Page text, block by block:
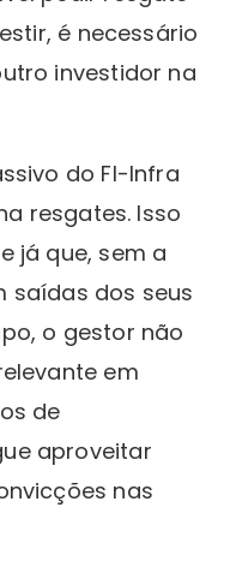
é necessário
investidor na
do FI-Infra
resgates. Isso
já que, sem a
saídas dos seus
o gestor não
em
de
aproveitar
nas